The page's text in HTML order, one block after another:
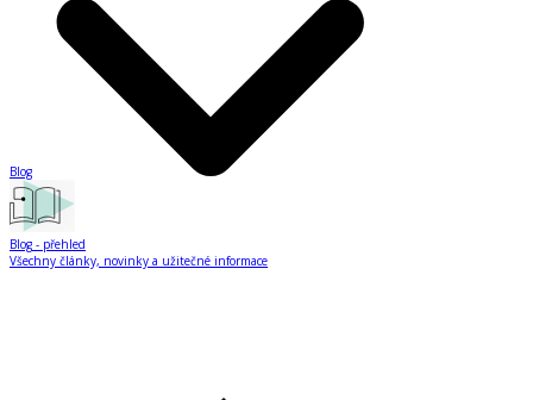
Blog
Blog - přehled
Všechny články, novinky a užitečné informace